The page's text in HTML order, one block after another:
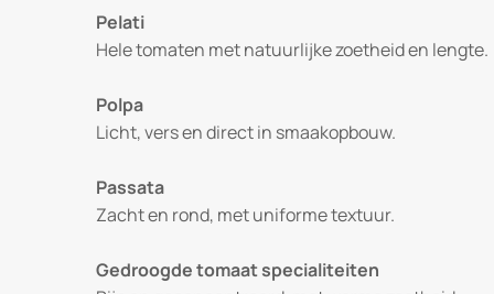
Pelati
Hele tomaten met natuurlijke zoetheid en lengte.
Polpa
Licht, vers en direct in smaakopbouw.
Passata
Zacht en rond, met uniforme textuur.
Gedroogde tomaat specialiteiten